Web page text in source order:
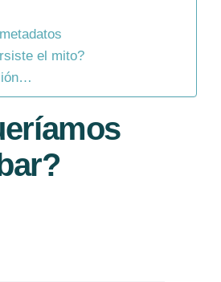
el mito?